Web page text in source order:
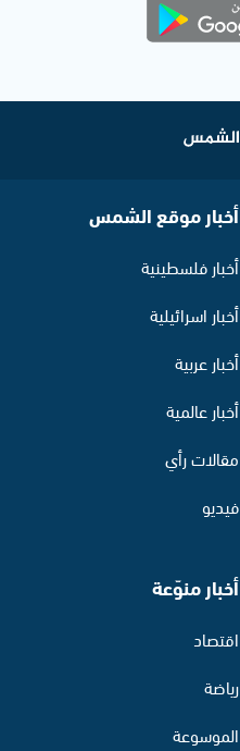
أخبار موقع الشمس
أخبار فلسطينية
أخبار اسرائيلية
أخبار عربية
أخبار عالمية
مقالات رأي
فيديو
أخبار منوّعة
اقتصاد
رياضة
الموسوعة